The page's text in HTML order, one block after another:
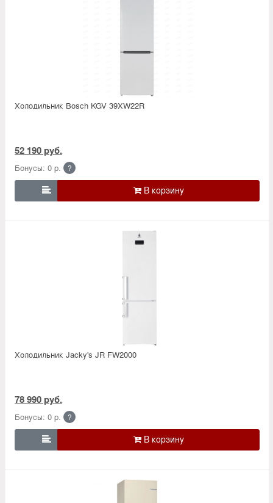
Холодильник Bosсh KGV 39XW22R
52 190 руб.
Бонусы: 0 р. ?

Холодильник Jacky's JR FW2000
78 990 руб.
Бонусы: 0 р. ?
